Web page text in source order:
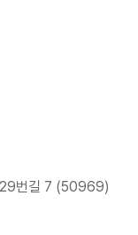
번길 7 (50969)